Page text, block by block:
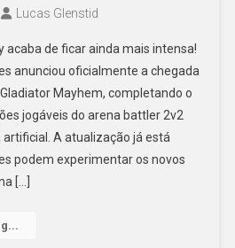
Lucas Glenstid
acaba de ficar ainda mais intensa!
anunciou oficialmente a chegada
Mayhem, completando o
jogáveis do arena battler 2v2
A atualização já está
podem experimentar os novos
[…]